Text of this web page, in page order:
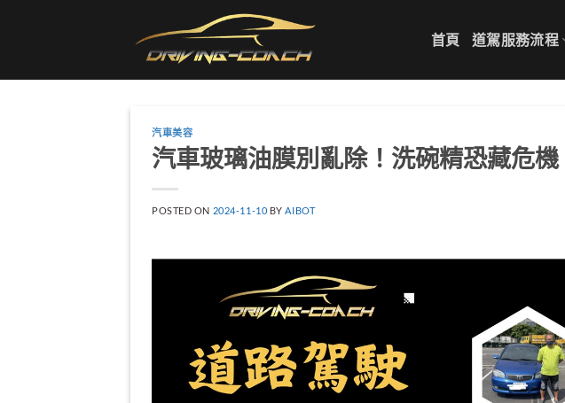
首頁 道駕服務流程
汽車美容
汽車玻璃油膜別亂除！洗碗精恐藏危機
POSTED ON 2024-11-10 BY AIBOT